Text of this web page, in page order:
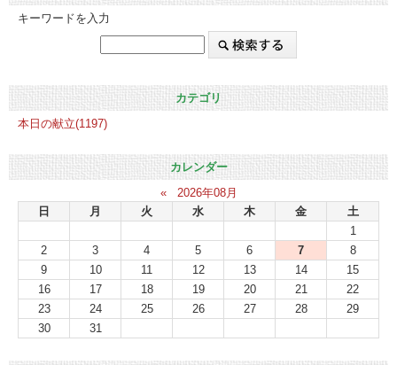
キーワードを入力
カテゴリ
本日の献立(1197)
カレンダー
«
2026年08月
日
月 火 水 木 金
土
1
2
3 4 5 6 7
8
9
10 11 12 13 14
15
16
17 18 19 20 21
22
23
24 25 26 27 28
29
30
31